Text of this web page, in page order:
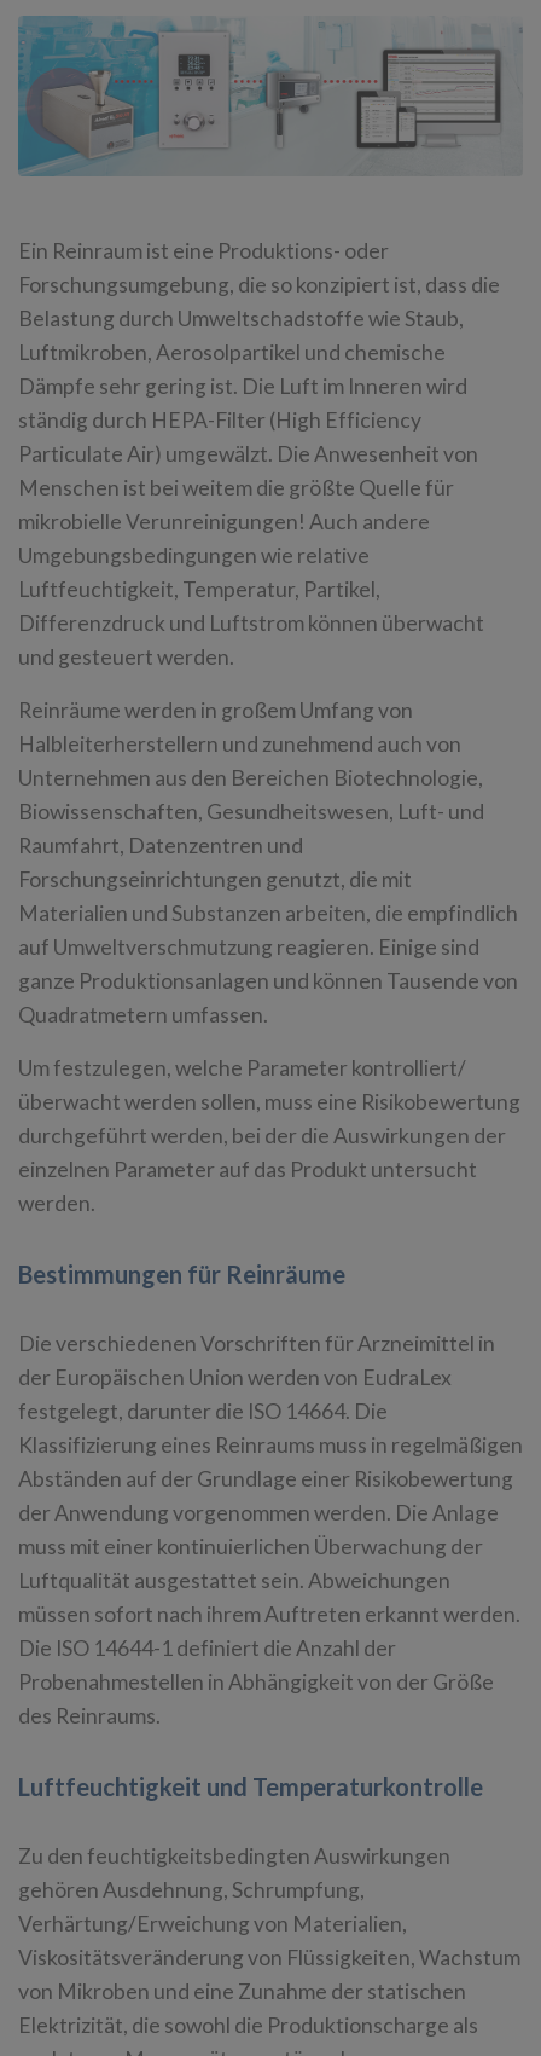
Ein Reinraum ist eine Produktions- oder
Forschungsumgebung, die so konzipiert ist, dass die
Belastung durch Umweltschadstoffe wie Staub,
Luftmikroben, Aerosolpartikel und chemische
Dämpfe sehr gering ist. Die Luft im Inneren wird
ständig durch HEPA-Filter (High Efficiency
Particulate Air) umgewälzt. Die Anwesenheit von
Menschen ist bei weitem die größte Quelle für
mikrobielle Verunreinigungen! Auch andere
Umgebungsbedingungen wie relative
Luftfeuchtigkeit, Temperatur, Partikel,
Differenzdruck und Luftstrom können überwacht
und gesteuert werden.
Reinräume werden in großem Umfang von
Halbleiterherstellern und zunehmend auch von
Unternehmen aus den Bereichen Biotechnologie,
Biowissenschaften, Gesundheitswesen, Luft- und
Raumfahrt, Datenzentren und
Forschungseinrichtungen genutzt, die mit
Materialien und Substanzen arbeiten, die empfindlich
auf Umweltverschmutzung reagieren. Einige sind
ganze Produktionsanlagen und können Tausende von
Quadratmetern umfassen.
Um festzulegen, welche Parameter kontrolliert/
überwacht werden sollen, muss eine Risikobewertung
durchgeführt werden, bei der die Auswirkungen der
einzelnen Parameter auf das Produkt untersucht
werden.
Bestimmungen für Reinräume
Die verschiedenen Vorschriften für Arzneimittel in
der Europäischen Union werden von EudraLex
festgelegt, darunter die ISO 14664. Die
Klassifizierung eines Reinraums muss in regelmäßigen
Abständen auf der Grundlage einer Risikobewertung
der Anwendung vorgenommen werden. Die Anlage
muss mit einer kontinuierlichen Überwachung der
Luftqualität ausgestattet sein. Abweichungen
müssen sofort nach ihrem Auftreten erkannt werden.
Die ISO 14644-1 definiert die Anzahl der
Probenahmestellen in Abhängigkeit von der Größe
des Reinraums.
Luftfeuchtigkeit und Temperaturkontrolle
Zu den feuchtigkeitsbedingten Auswirkungen
gehören Ausdehnung, Schrumpfung,
Verhärtung/Erweichung von Materialien,
Viskositätsveränderung von Flüssigkeiten, Wachstum
von Mikroben und eine Zunahme der statischen
Elektrizität, die sowohl die Produktionscharge als